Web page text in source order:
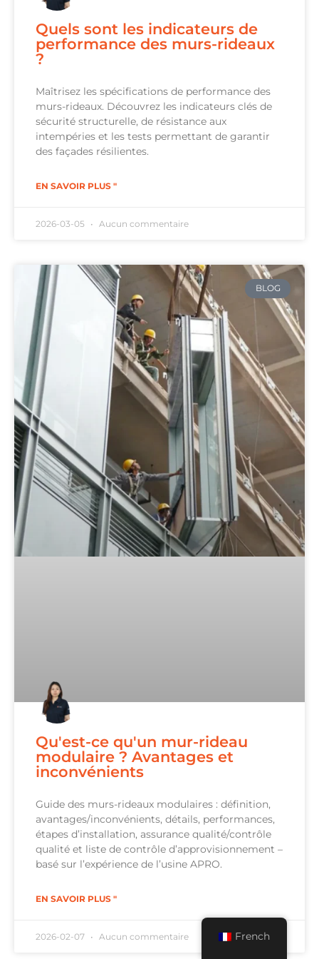
Quels sont les indicateurs de
performance des murs-rideaux
?
Maîtrisez les spécifications de performance des
murs-rideaux. Découvrez les indicateurs clés de
sécurité structurelle, de résistance aux
intempéries et les tests permettant de garantir
des façades résilientes.
EN SAVOIR PLUS "
2026-03-05 Aucun commentaire
BLOG
Qu'est-ce qu'un mur-rideau
modulaire ? Avantages et
inconvénients
Guide des murs-rideaux modulaires : définition,
avantages/inconvénients, détails, performances,
étapes d’installation, assurance qualité/contrôle
qualité et liste de contrôle d’approvisionnement –
basé sur l’expérience de l’usine APRO.
EN SAVOIR PLUS "
2026-02-07 Aucun commentaire French